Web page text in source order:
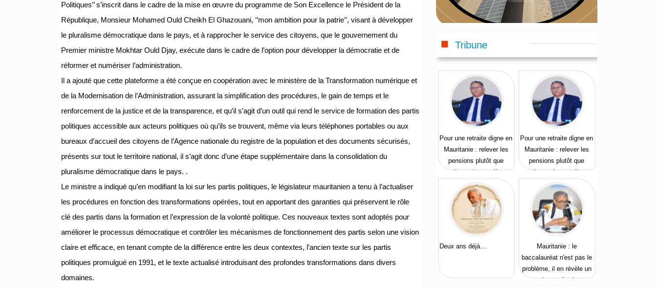
Politiques’’ s’inscrit dans le cadre de la mise en œuvre du programme de Son Excellence le Président de la
République, Monsieur Mohamed Ould Cheikh El Ghazouani, ‘’mon ambition pour la patrie’’, visant à développer
le pluralisme démocratique dans le pays, et à rapprocher le service des citoyens, que le gouvernement du
Premier ministre Mokhtar Ould Djay, exécute dans le cadre de l’option pour développer la démocratie et de
réformer et numériser l’administration.
Il a ajouté que cette plateforme a été conçue en coopération avec le ministère de la Transformation numérique et
de la Modernisation de l’Administration, assurant la simplification des procédures, le gain de temps et le
renforcement de la justice et de la transparence, et qu’il s’agit d’un outil qui rend le service de formation des partis
politiques accessible aux acteurs politiques où qu’ils se trouvent, même via leurs téléphones portables ou aux
bureaux d’accueil des citoyens de l’Agence nationale du registre de la population et des documents sécurisés,
présents sur tout le territoire national, il s’agit donc d’une étape supplémentaire dans la consolidation du
pluralisme démocratique dans le pays. .
Le ministre a indiqué qu’en modifiant la loi sur les partis politiques, le législateur mauritanien a tenu à l’actualiser
les procédures en fonction des transformations opérées, tout en apportant des garanties qui préservent le rôle
clé des partis dans la formation et l’expression de la volonté politique. Ces nouveaux textes sont adoptés pour
améliorer le processus démocratique et contrôler les mécanismes de fonctionnement des partis selon une vision
claire et efficace, en tenant compte de la différence entre les deux contextes, l’ancien texte sur les partis
politiques promulgué en 1991, et le texte actualisé introduisant des profondes transformations dans divers
domaines.
Tribune
Pour une retraite digne en
Mauritanie : relever les
pensions plutôt que
prolonger les carrières
Pour une retraite digne en
Mauritanie : relever les
pensions plutôt que
prolonger les carrières
Mauritanie : le
baccalauréat n'est pas le
problème, il en révèle un
plus profond
Deux ans déjà…